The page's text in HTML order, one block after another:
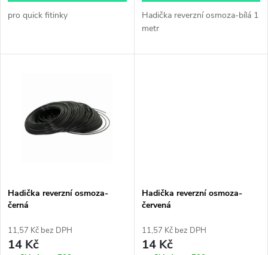
u
k
k
pro quick fitinky
Hadička reverzní osmoza-bílá 1
metr
Hadička reverzní osmoza-
černá
11,57 Kč bez DPH
14 Kč
Hadička reverzní osmoza-
červená
11,57 Kč bez DPH
14 Kč